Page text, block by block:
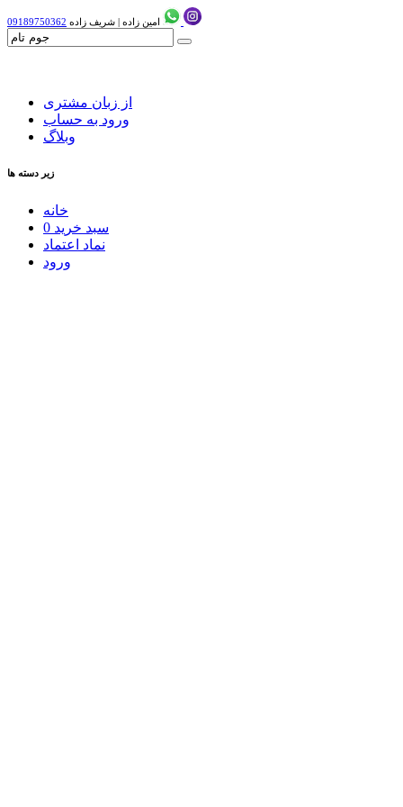
09189750362 امین زاده | شریف زاده
از زبان مشتری
ورود به حساب
وبلاگ
زیر دسته ها
خانه
0 سبد خرید
نماد اعتماد
ورود